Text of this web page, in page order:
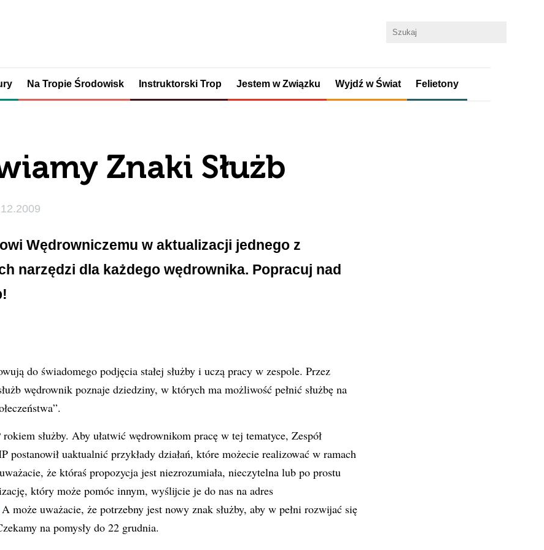
Na Tropie Środowisk Instruktorski Trop Jestem w Związku Wyjdź w Świat Felietony
Znaki Służb
Wędrowniczemu w aktualizacji jednego z
narzędzi dla każdego wędrownika. Popracuj nad
do świadomego podjęcia stałej służby i uczą pracy w zespole. Przez
wędrownik poznaje dziedziny, w których ma możliwość pełnić służbę na
służby. Aby ułatwić wędrownikom pracę w tej tematyce, Zespół
postanowił uaktualnić przykłady działań, które możecie realizować w ramach
że któraś propozycja jest niezrozumiała, nieczytelna lub po prostu
który może pomóc innym, wyślijcie je do nas na adres
A może uważacie, że potrzebny jest nowy znak służby, aby w pełni rozwijać się
na pomysły do 22 grudnia.